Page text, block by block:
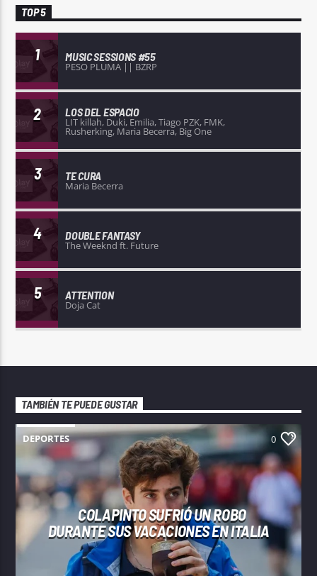
TOP 5
1 MUSIC SESSIONS #55
PESO PLUMA || BZRP
2 LOS DEL ESPACIO
LIT killah, Duki, Emilia, Tiago PZK, FMK,
Rusherking, Maria Becerra, Big One
3 TE CURA
Maria Becerra
4 DOUBLE FANTASY
The Weeknd ft. Future
5 ATTENTION
Doja Cat
TAMBIÉN TE PUEDE GUSTAR
DEPORTES 0
COLAPINTO SUFRIÓ UN ROBO
DURANTE SUS VACACIONES EN ITALIA